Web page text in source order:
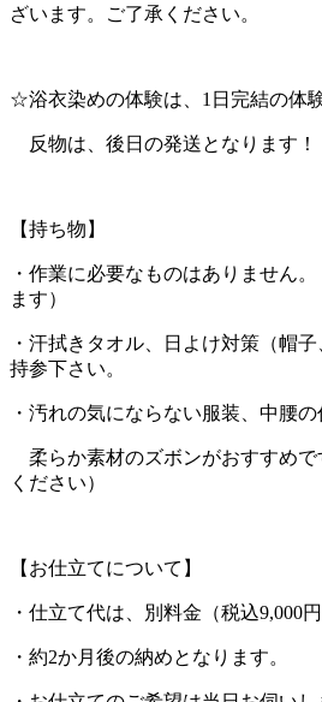
ざいます。ご了承ください。
☆浴衣染めの体験は、1日完結の体験
反物は、後日の発送となります！
【持ち物】
・作業に必要なものはありません
ます）
・汗拭きタオル、日よけ対策（帽
持参下さい。
・汚れの気にならない服装、中腰の
柔らか素材のズボンがおすすめで
ください）
【お仕立てについて】
・仕立て代は、別料金（税込9,000円
・約2か月後の納めとなります。